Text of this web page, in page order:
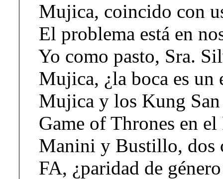
Mujica, coincido con
El problema está en
Yo como pasto, Sra.
Mujica, ¿la boca es
Mujica y los Kung
Game of Thrones en
Manini y Bustillo, dos
FA, ¿paridad de